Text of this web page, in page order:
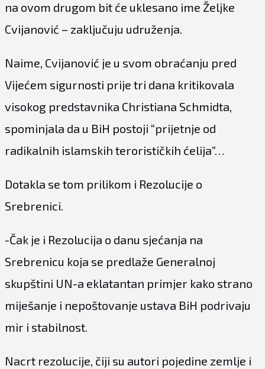
na ovom drugom bit će uklesano ime Željke
Cvijanović – zaključuju udruženja.
Naime, Cvijanović je u svom obraćanju pred
Vijećem sigurnosti prije tri dana kritikovala
visokog predstavnika Christiana Schmidta,
spominjala da u BiH postoji “prijetnje od
radikalnih islamskih terorističkih ćelija”…
Dotakla se tom prilikom i Rezolucije o
Srebrenici.
-Čak je i Rezolucija o danu sjećanja na
Srebrenicu koja se predlaže Generalnoj
skupštini UN-a eklatantan primjer kako strano
miješanje i nepoštovanje ustava BiH podrivaju
mir i stabilnost.
Nacrt rezolucije, čiji su autori pojedine zemlje i